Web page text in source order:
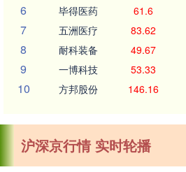
6 毕得医药 61.6
7 五洲医疗 83.62
8 耐科装备 49.67
9 一博科技 53.33
10 方邦股份 146.16
沪深京行情 实时轮播